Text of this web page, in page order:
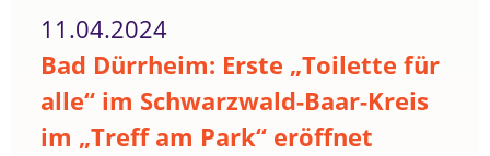
11.04.2024
Bad Dürrheim: Erste „Toilette für
alle“ im Schwarzwald-Baar-Kreis
im „Treff am Park“ eröffnet